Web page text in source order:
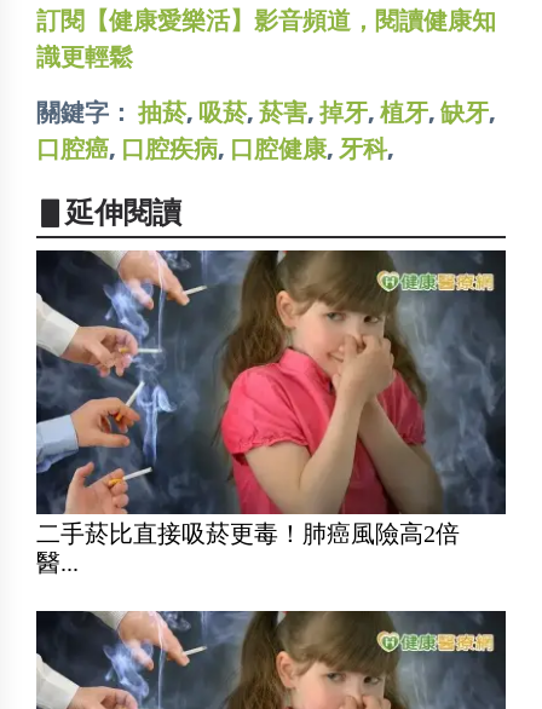
訂閱【健康愛樂活】影音頻道，閱讀健康知
識更輕鬆
關鍵字： 抽菸, 吸菸, 菸害, 掉牙, 植牙, 缺牙,
口腔癌, 口腔疾病, 口腔健康, 牙科,
▋延伸閱讀
二手菸比直接吸菸更毒！肺癌風險高2倍
醫...